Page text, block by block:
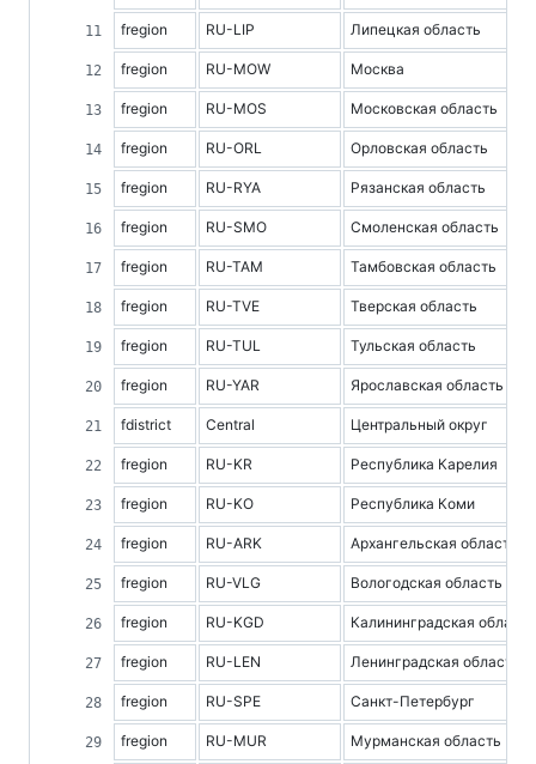
fregion RU-LIP Липецкая область
fregion RU-MOW Москва
fregion RU-MOS Московская область
fregion RU-ORL Орловская область
fregion RU-RYA Рязанская область
fregion RU-SMO Смоленская область
fregion RU-TAM Тамбовская область
fregion RU-TVE Тверская область
fregion RU-TUL Тульская область
fregion RU-YAR Ярославская область
fdistrict Central Центральный округ
fregion RU-KR Республика Карелия
fregion RU-KO Республика Коми
fregion RU-ARK Архангельская область
fregion RU-VLG Вологодская область
fregion RU-KGD Калининградская область
fregion RU-LEN Ленинградская область
fregion RU-SPE Санкт-Петербург
fregion RU-MUR Мурманская область